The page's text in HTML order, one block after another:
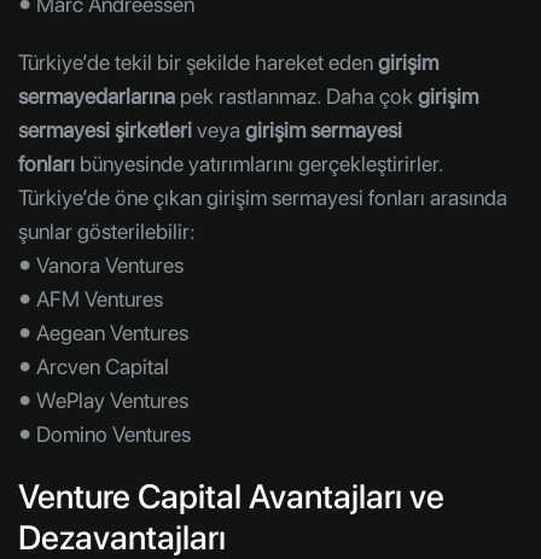
Türkiye’de tekil bir şekilde hareket edengirişim
sermayedarlarına pek rastlanmaz. Daha çok girişim
sermayesi şirketleriveya girişim sermayesi
fonları bünyesinde yatırımlarını gerçekleştirirler.
Türkiye’de öne çıkan girişim sermayesi fonları arasında
şunlar gösterilebilir:
⦁ Vanora Ventures
⦁ AFM Ventures
⦁ Aegean Ventures
⦁ Arcven Capital
⦁ WePlay Ventures
⦁ Domino Ventures
Venture Capital Avantajları ve
Dezavantajları